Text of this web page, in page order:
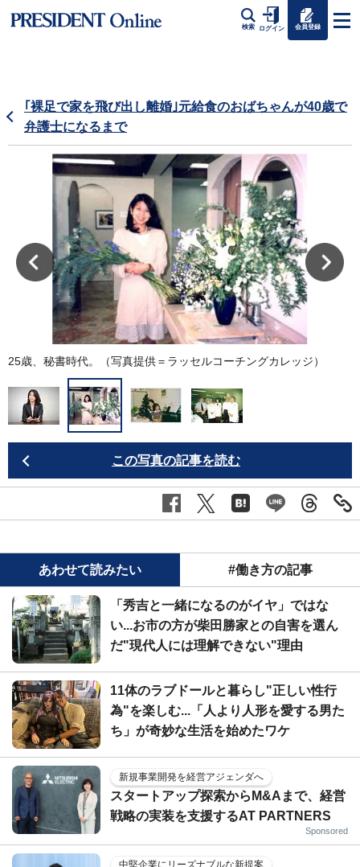
検索 ログイン 会員登録
｢裸足で家を飛び出し離婚｣元給食のおばちゃんが40歳で
弁護士になるまで
25歳、秘書時代。（写真提供＝ラッセルコーチングカレッジ）
この写真の記事を読む
あわせて読みたい #働き方の記事
「秀吉と一緒になるのがイヤ」ではな
い...お市の方が柴田勝家との自害を選ん
だ"現代人には理解できない"理由
11体のラブドールと暮らし"正しい性行
為"を楽しむ...「人より人形を愛する男た
ち」が奇妙な生活を始めたワケ
新規事業開発を経営アジェンダへ
スタートアップ探索からM&Aまで、経営
戦略の実装を支援するAT PARTNERS
Sponsored
中堅企業にリーズナブルな新提案